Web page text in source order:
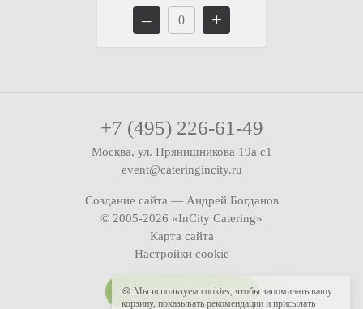
– +
+7 (495) 226-61-49
Москва, ул. Прянишникова 19а с1
event@cateringincity.ru
Создание сайта — Андрей Богданов
© 2005-2026 «InCity Catering»
Карта сайта
Настройки cookie
ОБРАТНЫЙ ЗВОНОК
🍪 Мы используем cookies, чтобы запоминать вашу
корзину, показывать рекомендации и присылать